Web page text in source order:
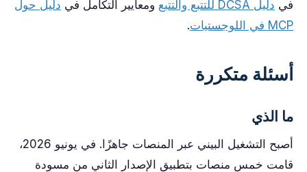
في دليل DCSA للتتبع والتتبع ومعايير التكامل في دليل حول
MCP في اللوجستيات
.
أسئلة متكررة
ما الذي
أصبح التشغيل البيني عبر المنصات جاهزًا. في يونيو 2026،
قامت خمس منصات بتطبيق الإصدار الثاني من مسودة